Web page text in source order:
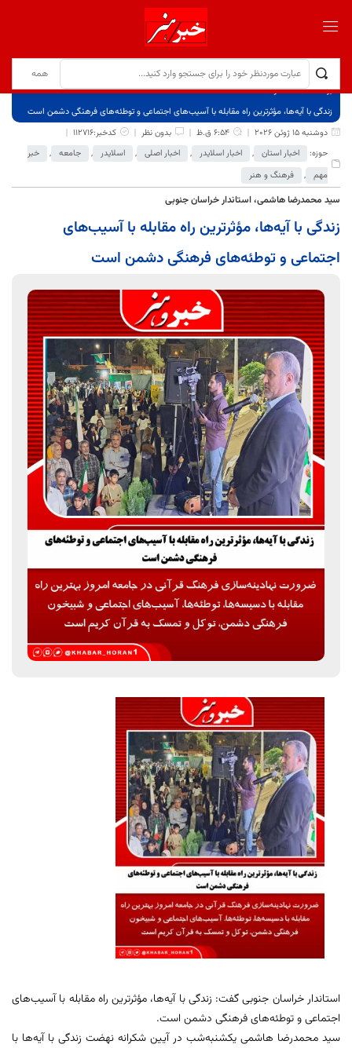
برگ نخست
نوشته‌ها
زندگی با آیه‌ها، مؤثرترین راه مقابله با آسیب‌های اجتماعی و توطئه‌های فرهنگی دشمن است
دوشنبه 15 ژوئن 2026
6:54 ق.ظ بدون نظر
کدخبر:112716
حوزه:
اخبار استان , اخبار اسلایدر , اخبار اصلی , اسلایدر , جامعه ,
خبر
مهم , فرهنگ و هنر
سید محمدرضا هاشمی، استاندار خراسان جنوبی
زندگی با آیه‌ها، مؤثرترین راه مقابله با آسیب‌های
اجتماعی و توطئه‌های فرهنگی دشمن است
استاندار خراسان جنوبی گفت: زندگی با آیه‌ها، مؤثرترین راه مقابله با آسیب‌های
اجتماعی و توطئه‌های فرهنگی دشمن است.
سید محمدرضا هاشمی یکشنبه‌شب در آیین شکرانه نهضت زندگی با آیه‌ها با